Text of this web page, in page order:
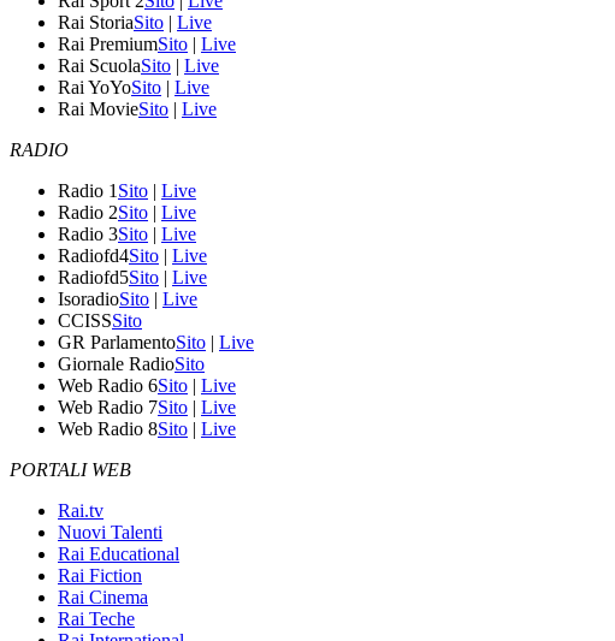
Rai StoriaSito | Live
Rai PremiumSito | Live
Rai ScuolaSito | Live
Rai YoYoSito | Live
Rai MovieSito | Live
RADIO
Radio 1 Sito | Live
Radio 2Sito | Live
Radio 3Sito | Live
Radiofd4Sito | Live
Radiofd5Sito | Live
IsoradioSito | Live
CCISSSito
GR ParlamentoSito | Live
Giornale RadioSito
Web Radio 6Sito | Live
Web Radio 7Sito | Live
Web Radio 8Sito | Live
PORTALI WEB
Rai.tv
Nuovi Talenti
Rai Educational
Rai Fiction
Rai Cinema
Rai Teche